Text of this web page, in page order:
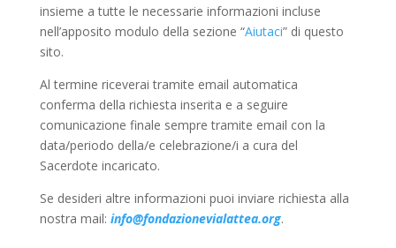
insieme a tutte le necessarie informazioni incluse
nell’apposito modulo della sezione “Aiutaci” di questo
sito.
Al termine riceverai tramite email automatica
conferma della richiesta inserita e a seguire
comunicazione finale sempre tramite email con la
data/periodo della/e celebrazione/i a cura del
Sacerdote incaricato.
Se desideri altre informazioni puoi inviare richiesta alla
nostra mail: info@fondazionevialattea.org.